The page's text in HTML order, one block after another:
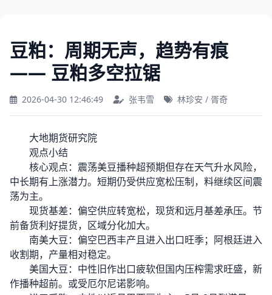
豆粕：周期无声，趋势有痕
—— 豆粕多空拉锯
2026-04-30 12:46:49 张韦雪 林珍安 / 胥奇
大地期货研究院
观点小结
核心观点：震荡美豆播种超预期但存在天气升水风险，
中长期有上涨潜力。短期仍受供应宽松压制，料继续区间震
荡为主。
现货基差：偏空供应转宽松，现货和远月基差承压。节
前备货利好提货，区域分化加大。
南美大豆：偏空巴西丰产且进入出口旺季；阿根廷进入
收割期，产量相对稳定。
美国大豆：中性旧作出口疲软但国内压榨需求旺盛，新
作播种超前。或受厄尔尼诺影响。